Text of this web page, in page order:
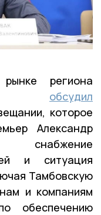
региона
обсудил
которое
Александр
снабжение
и ситуация
Тамбовскую
и компаниям
обеспечению